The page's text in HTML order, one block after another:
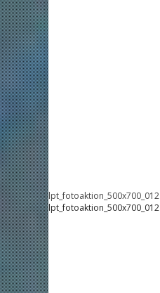
lpt_fotoaktion_500x700_012
lpt_fotoaktion_500x700_012